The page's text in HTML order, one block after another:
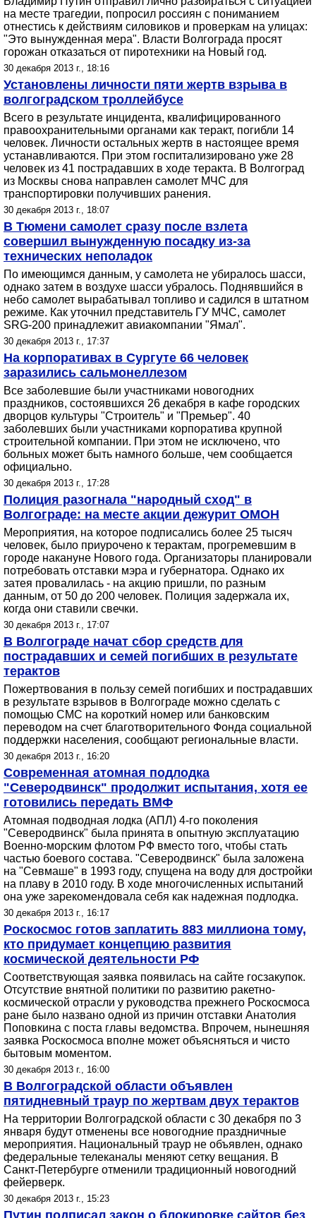
на месте трагедии, попросил россиян с пониманием
отнестись к действиям силовиков и проверкам на улицах:
"Это вынужденная мера". Власти Волгограда просят
горожан отказаться от пиротехники на Новый год.
30 декабря 2013 г., 18:16
Установлены личности пяти жертв взрыва в
волгоградском троллейбусе
Всего в результате инцидента, квалифицированного
правоохранительными органами как теракт, погибли 14
человек. Личности остальных жертв в настоящее время
устанавливаются. При этом госпитализировано уже 28
человек из 41 пострадавших в ходе теракта. В Волгоград
из Москвы снова направлен самолет МЧС для
транспортировки получивших ранения.
30 декабря 2013 г., 18:07
В Тюмени самолет сразу после взлета
совершил вынужденную посадку из-за
технических неполадок
По имеющимся данным, у самолета не убиралось шасси,
однако затем в воздухе шасси убралось. Поднявшийся в
небо самолет вырабатывал топливо и садился в штатном
режиме. Как уточнил представитель ГУ МЧС, самолет
SRG-200 принадлежит авиакомпании "Ямал".
30 декабря 2013 г., 17:37
На корпоративах в Сургуте 66 человек
заразились сальмонеллезом
Все заболевшие были участниками новогодних
праздников, состоявшихся 26 декабря в кафе городских
дворцов культуры "Строитель" и "Премьер". 40
заболевших были участниками корпоратива крупной
строительной компании. При этом не исключено, что
больных может быть намного больше, чем сообщается
официально.
30 декабря 2013 г., 17:28
Полиция разогнала "народный сход" в
Волгограде: на месте акции дежурит ОМОН
Мероприятия, на которое подписались более 25 тысяч
человек, было приурочено к терактам, прогремевшим в
городе накануне Нового года. Организаторы планировали
потребовать отставки мэра и губернатора. Однако их
затея провалилась - на акцию пришли, по разным
данным, от 50 до 200 человек. Полиция задержала их,
когда они ставили свечки.
30 декабря 2013 г., 17:07
В Волгограде начат сбор средств для
пострадавших и семей погибших в результате
терактов
Пожертвования в пользу семей погибших и пострадавших
в результате взрывов в Волгограде можно сделать с
помощью СМС на короткий номер или банковским
переводом на счет благотворительного Фонда социальной
поддержки населения, сообщают региональные власти.
30 декабря 2013 г., 16:20
Современная атомная подлодка
"Северодвинск" продолжит испытания, хотя ее
готовились передать ВМФ
Атомная подводная лодка (АПЛ) 4-го поколения
"Северодвинск" была принята в опытную эксплуатацию
Военно-морским флотом РФ вместо того, чтобы стать
частью боевого состава. "Северодвинск" была заложена
на "Севмаше" в 1993 году, спущена на воду для достройки
на плаву в 2010 году. В ходе многочисленных испытаний
она уже зарекомендовала себя как надежная подлодка.
30 декабря 2013 г., 16:17
Роскосмос готов заплатить 883 миллиона тому,
кто придумает концепцию развития
космической деятельности РФ
Соответствующая заявка появилась на сайте госзакупок.
Отсутствие внятной политики по развитию ракетно-
космической отрасли у руководства прежнего Роскосмоса
ране было названо одной из причин отставки Анатолия
Поповкина с поста главы ведомства. Впрочем, нынешняя
заявка Роскосмоса вполне может объясняться и чисто
бытовым моментом.
30 декабря 2013 г., 16:00
В Волгоградской области объявлен
пятидневный траур по жертвам двух терактов
На территории Волгоградской области с 30 декабря по 3
января будут отменены все новогодние праздничные
мероприятия. Национальный траур не объявлен, однако
федеральные телеканалы меняют сетку вещания. В
Санкт-Петербурге отменили традиционный новогодний
фейерверк.
30 декабря 2013 г., 15:23
Путин подписал закон о блокировке сайтов без